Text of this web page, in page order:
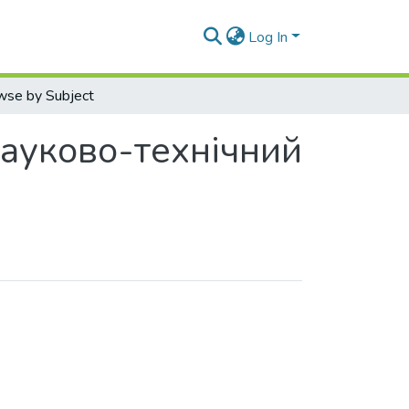
Log In
by Subject
технічний